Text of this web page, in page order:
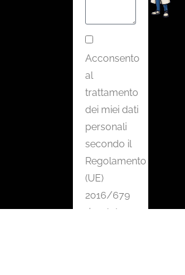
Acconsento
al
trattamento
dei miei dati
personali
secondo il
Regolamento
(UE)
2016/679
riportato